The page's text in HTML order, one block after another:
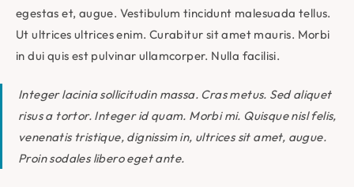
egestas et, augue. Vestibulum tincidunt malesuada tellus.
Ut ultrices ultrices enim. Curabitur sit amet mauris. Morbi
in dui quis est pulvinar ullamcorper. Nulla facilisi.
Integer lacinia sollicitudin massa. Cras metus. Sed aliquet
risus a tortor. Integer id quam. Morbi mi. Quisque nisl felis,
venenatis tristique, dignissim in, ultrices sit amet, augue.
Proin sodales libero eget ante.